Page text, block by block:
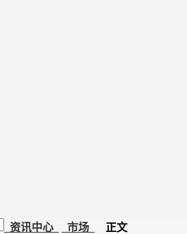
资讯中心 市场 正文